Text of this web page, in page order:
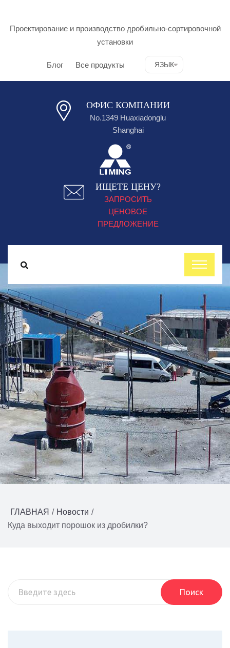
Проектирование и производство дробильно-сортировочной
установки
Блог Все продукты ЯЗЫК
ОФИС КОМПАНИИ
No.1349 Huaxiadonglu
Shanghai
ИЩЕТЕ ЦЕНУ?
ЗАПРОСИТЬ
ЦЕНОВОЕ
ПРЕДЛОЖЕНИЕ
ГЛАВНАЯ / Новости /
Куда выходит порошок из дробилки?
Поиск